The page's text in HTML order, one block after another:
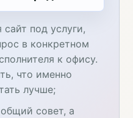
под услуги,
в конкретном
к офису.
что именно
лучше;
совет, а